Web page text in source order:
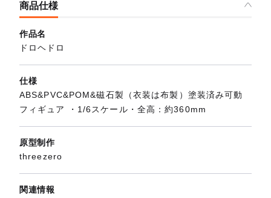
商品仕様
作品名
ドロヘドロ
仕様
ABS&PVC&POM&磁石製（衣装は布製）塗装済み可動
フィギュア ・1/6スケール・全高：約360mm
原型制作
threezero
関連情報